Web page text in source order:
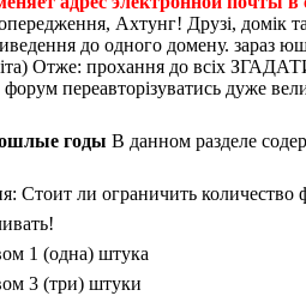
Ахтунг! Друзі, домік
до одного домену. зараз
Отже: прохання до всіх
форум переавторізуватись дуже
годы В данном разделе
: Стоит ли ограничить количество
1 (одна) штука
3 (три) штуки